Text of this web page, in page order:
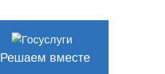
Решаем вместе